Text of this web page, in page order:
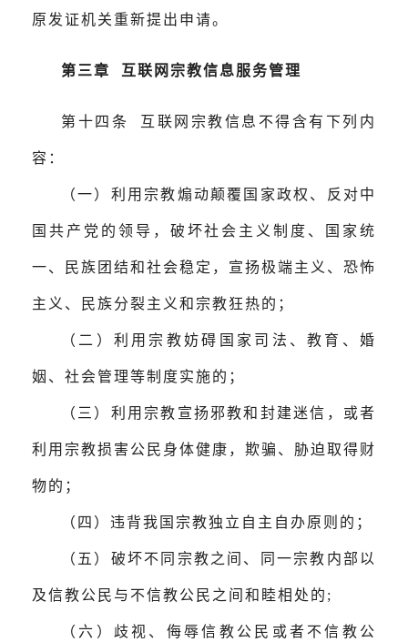
原发证机关重新提出申请。
第三章 互联网宗教信息服务管理
第十四条 互联网宗教信息不得含有下列内
容：
（一）利用宗教煽动颠覆国家政权、反对中
国共产党的领导，破坏社会主义制度、国家统
一、民族团结和社会稳定，宣扬极端主义、恐怖
主义、民族分裂主义和宗教狂热的；
（二）利用宗教妨碍国家司法、教育、婚
姻、社会管理等制度实施的；
（三）利用宗教宣扬邪教和封建迷信，或者
利用宗教损害公民身体健康，欺骗、胁迫取得财
物的；
（四）违背我国宗教独立自主自办原则的；
（五）破坏不同宗教之间、同一宗教内部以
及信教公民与不信教公民之间和睦相处的;
（六）歧视、侮辱信教公民或者不信教公